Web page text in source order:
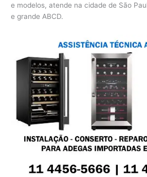
e modelos, atende na cidade de São
e grande ABCD.